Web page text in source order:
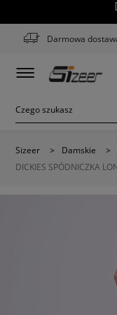
Darmowa
Sizeer > Damskie >
DICKIES SPÓDNICZKA